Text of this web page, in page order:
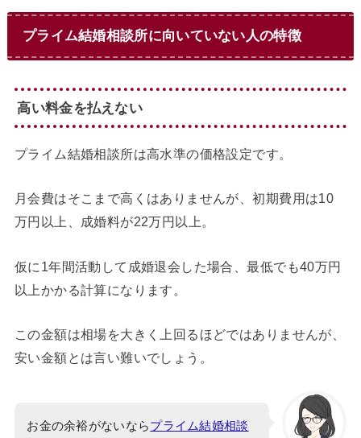
プライム結婚相談所に向いていない人の特徴
高い料金を払えない
プライム結婚相談所は高水準の価格設定です。
月会費はそこまで高くはありませんが、初期費用は10
万円以上、成婚料が22万円以上。
仮に1年間活動して成婚退会した場合、最低でも40万円
以上かかる計算になります。
この金額は相場を大きく上回るほどではありませんが、
安い金額とは言い難いでしょう。
お金の余裕がないならプライム結婚相談